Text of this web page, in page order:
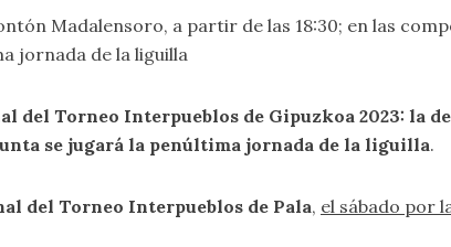
Madalensoro, a partir de las 18:30; en las
jornada de la liguilla
del Torneo Interpueblos de Gipuzkoa 2023: la
se jugará la penúltima jornada de la liguilla.
del Torneo Interpueblos de Pala, el sábado por